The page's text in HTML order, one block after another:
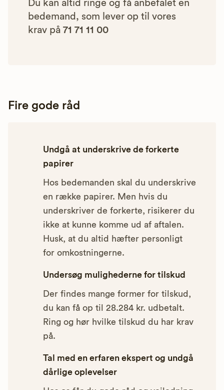
Du kan altid ringe og få anbefalet en
bedemand, som lever op til vores
krav på 71 71 11 00
Fire gode råd
Undgå at underskrive de forkerte
papirer
Hos bedemanden skal du underskrive
en række papirer. Men hvis du
underskriver de forkerte, risikerer du
ikke at kunne komme ud af aftalen.
Husk, at du altid hæfter personligt
for omkostningerne.
Undersøg mulighederne for tilskud
Der findes mange former for tilskud,
du kan få op til 28.284 kr. udbetalt.
Ring og hør hvilke tilskud du har krav
på.
Tal med en erfaren ekspert og undgå
dårlige oplevelser